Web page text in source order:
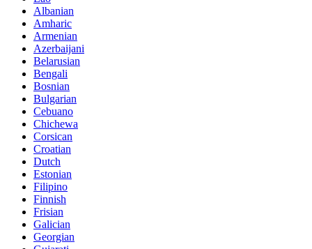
Albanian
Amharic
Armenian
Azerbaijani
Belarusian
Bengali
Bosnian
Bulgarian
Cebuano
Chichewa
Corsican
Croatian
Dutch
Estonian
Filipino
Finnish
Frisian
Galician
Georgian